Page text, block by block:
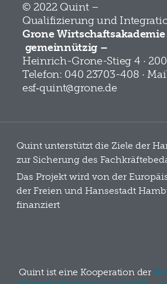
© 2022 Quint –
Qualifizierung und
Grone
gemeinnützig –
Heinrich-Grone-Stieg 4 ·
Telefon: 040 23703-408 ·
esf‑quint@grone.de
Quint unterstützt die Ziele der
zur Sicherung des
Das Projekt wird von der
der Freien und Hansestadt
finanziert
Quint ist eine Kooperation der